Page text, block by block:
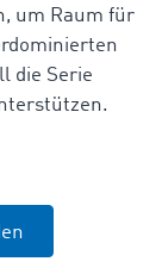
um Raum für
die Serie